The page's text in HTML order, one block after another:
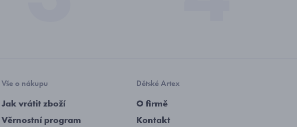
Vše o nákupu
Jak vrátit zboží
Věrnostní program
Dětské Artex
O firmě
Kontakt